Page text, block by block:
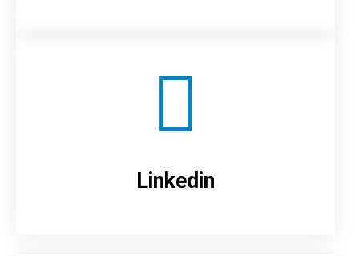
Linkedin